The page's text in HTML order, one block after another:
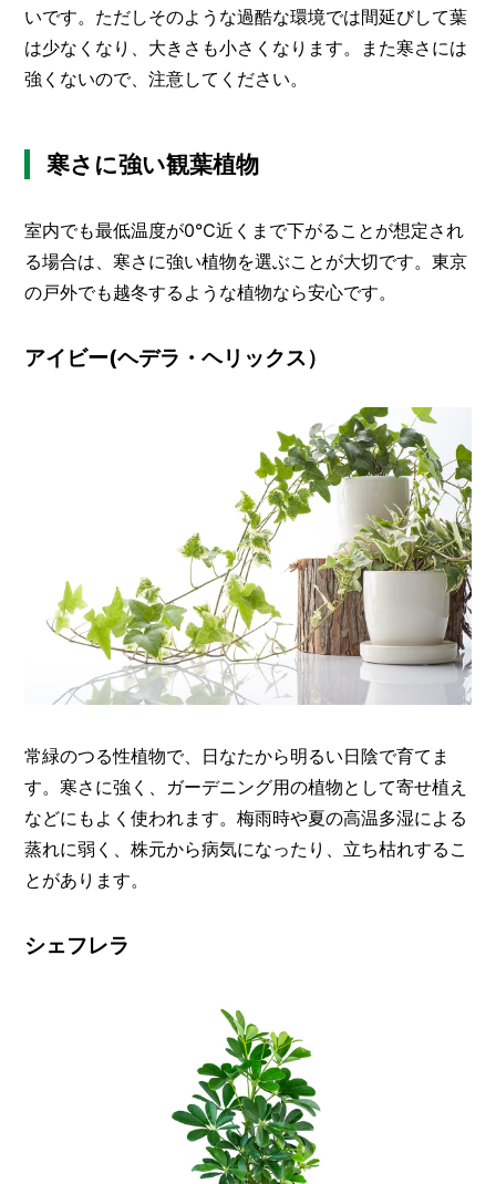
いです。ただしそのような過酷な環境では間延びして葉
は少なくなり、大きさも小さくなります。また寒さには
強くないので、注意してください。
寒さに強い観葉植物
室内でも最低温度が0℃近くまで下がることが想定され
る場合は、寒さに強い植物を選ぶことが大切です。東京
の戸外でも越冬するような植物なら安心です。
アイビー(ヘデラ・ヘリックス）
常緑のつる性植物で、日なたから明るい日陰で育てま
す。寒さに強く、ガーデニング用の植物として寄せ植え
などにもよく使われます。梅雨時や夏の高温多湿による
蒸れに弱く、株元から病気になったり、立ち枯れするこ
とがあります。
シェフレラ